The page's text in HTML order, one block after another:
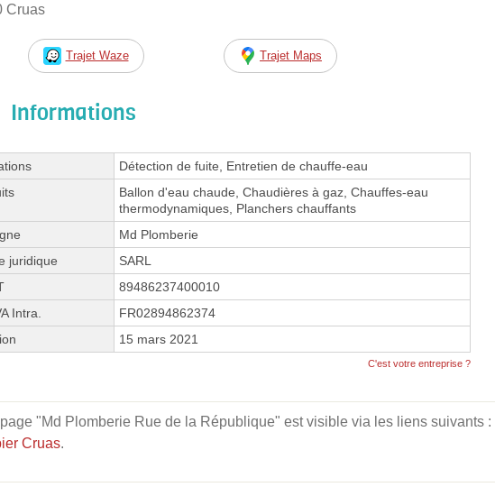
Cruas
Trajet Waze Trajet Maps
Informations
Détection de fuite, Entretien de chauffe-eau
Ballon d'eau chaude, Chaudières à gaz, Chauffes-eau
thermodynamiques, Planchers chauffants
Md Plomberie
juridique
SARL
89486237400010
Intra.
FR02894862374
15 mars 2021
C'est votre entreprise ?
"Md Plomberie Rue de la République" est visible via les liens suivants :
Cruas.